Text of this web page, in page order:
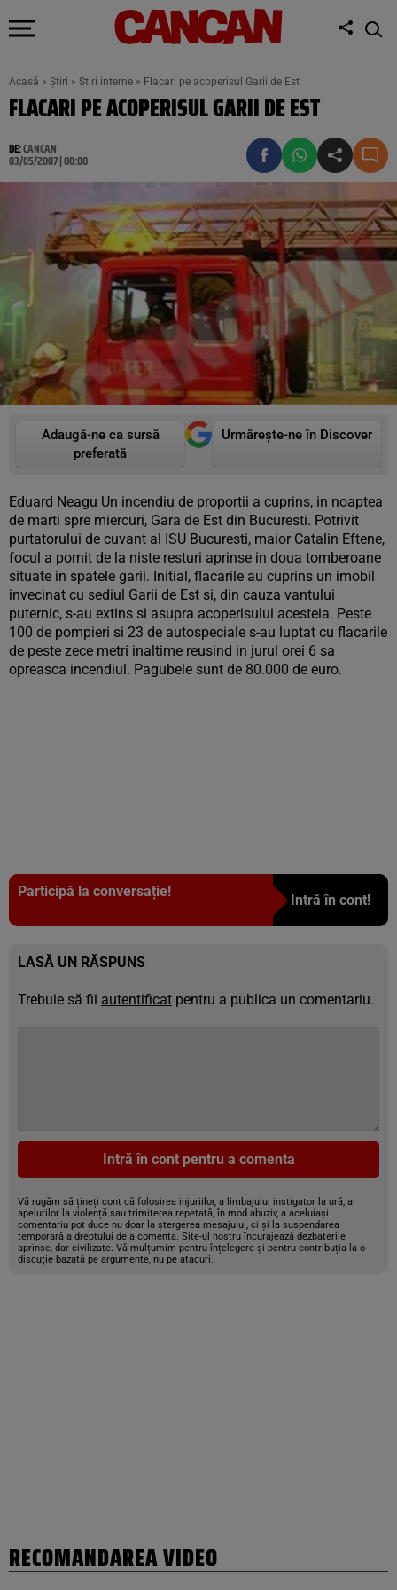
Acasă » Știri » Știri interne » Flacari pe acoperisul Garii de Est
FLACARI PE ACOPERISUL GARII DE EST
DE:CANCAN
03/05/2007 | 00:00
Adaugă-ne ca sursă
preferată
Urmărește-ne în Discover
Eduard Neagu Un incendiu de proportii a cuprins, in noaptea
de marti spre miercuri, Gara de Est din Bucuresti. Potrivit
purtatorului de cuvant al ISU Bucuresti, maior Catalin Eftene,
focul a pornit de la niste resturi aprinse in doua tomberoane
situate in spatele garii. Initial, flacarile au cuprins un imobil
invecinat cu sediul Garii de Est si, din cauza vantului
puternic, s-au extins si asupra acoperisului acesteia. Peste
100 de pompieri si 23 de autospeciale s-au luptat cu flacarile
de peste zece metri inaltime reusind in jurul orei 6 sa
opreasca incendiul. Pagubele sunt de 80.000 de euro.
Participă la conversație!
Intră în cont!
LASĂ UN RĂSPUNS
Trebuie să fii autentificat pentru a publica un comentariu.
Intră în cont pentru a comenta
Vă rugăm să țineți cont că folosirea injuriilor, a limbajului instigator la ură, a
apelurilor la violență sau trimiterea repetată, în mod abuziv, a aceluiași
comentariu pot duce nu doar la ștergerea mesajului, ci și la suspendarea
temporară a dreptului de a comenta. Site-ul nostru încurajează dezbaterile
aprinse, dar civilizate. Vă mulțumim pentru înțelegere și pentru contribuția la o
discuție bazată pe argumente, nu pe atacuri.
RECOMANDAREA VIDEO